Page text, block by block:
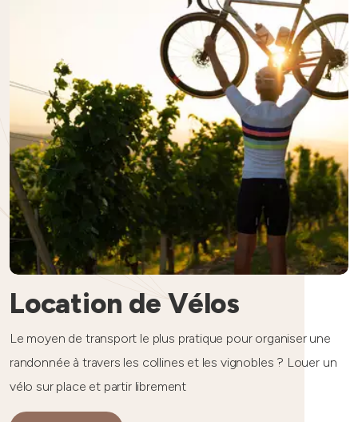
Location de Vélos
Le moyen de transport le plus pratique pour organiser une
randonnée à travers les collines et les vignobles ? Louer un
vélo sur place et partir librement